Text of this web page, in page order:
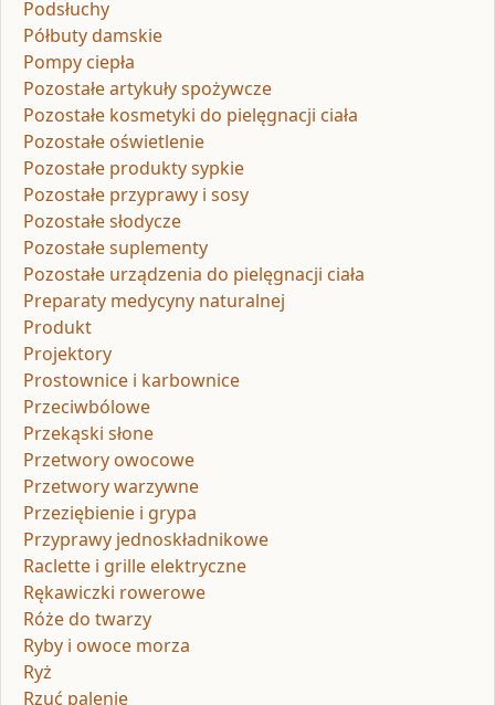
Podsłuchy
Półbuty damskie
Pompy ciepła
Pozostałe artykuły spożywcze
Pozostałe kosmetyki do pielęgnacji ciała
Pozostałe oświetlenie
Pozostałe produkty sypkie
Pozostałe przyprawy i sosy
Pozostałe słodycze
Pozostałe suplementy
Pozostałe urządzenia do pielęgnacji ciała
Preparaty medycyny naturalnej
Produkt
Projektory
Prostownice i karbownice
Przeciwbólowe
Przekąski słone
Przetwory owocowe
Przetwory warzywne
Przeziębienie i grypa
Przyprawy jednoskładnikowe
Raclette i grille elektryczne
Rękawiczki rowerowe
Róże do twarzy
Ryby i owoce morza
Ryż
Rzuć palenie